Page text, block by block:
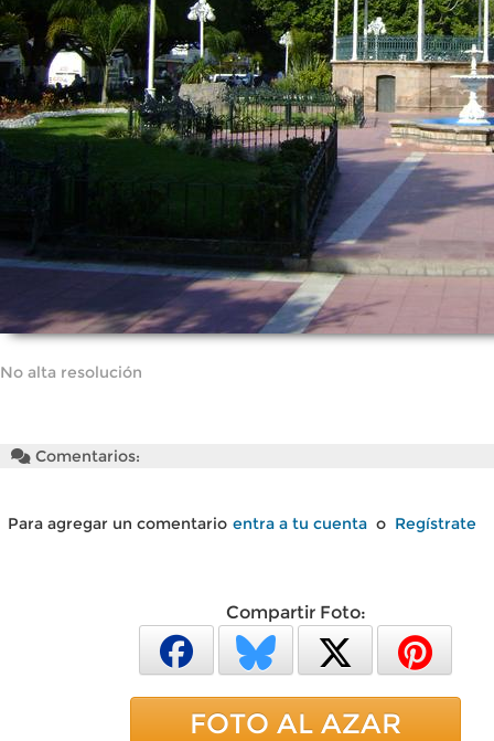
No alta resolución
Comentarios:
Para agregar un comentario entra a tu cuenta o Regístrate
Compartir Foto:
FOTO AL AZAR